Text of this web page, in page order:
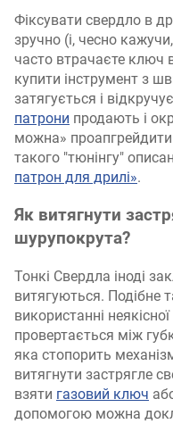
Фіксувати свердло в
зручно (і, чесно
часто втрачаєте ключ
купити інструмент з
затягується і
патрони продають і
можна»
такого "тюнінгу"
патрон для дрилі».
Як витягнути
шурупокрута?
Тонкі Свердла іноді
витягуються. Подібне
використанні
провертається між
яка стопорить
витягнути застрягле
взяти газовий ключ
допомогою можна